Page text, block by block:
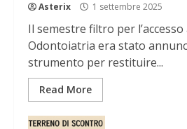
Asterix 1 settembre 2025
Il semestre filtro per l’accesso
Odontoiatria era stato
strumento per restituire...
Read More